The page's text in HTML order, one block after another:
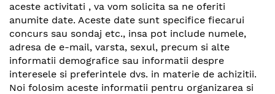
aceste activitati , va vom solicita sa ne oferiti
anumite date. Aceste date sunt specifice fiecarui
concurs sau sondaj etc., insa pot include numele,
adresa de e-mail, varsta, sexul, precum si alte
informatii demografice sau informatii despre
interesele si preferintele dvs. in materie de achizitii.
Noi folosim aceste informatii pentru organizarea si